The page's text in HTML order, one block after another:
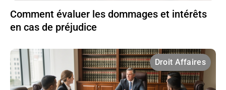
Comment évaluer les dommages et intérêts
en cas de préjudice
Droit Affaires